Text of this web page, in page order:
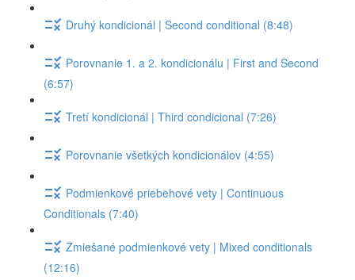
Druhý kondicionál | Second conditional (8:48)
Porovnanie 1. a 2. kondicionálu | First and Second
(6:57)
Tretí kondicionál | Third condicional (7:26)
Porovnanie všetkých kondicionálov (4:55)
Podmienkové priebehové vety | Continuous
Conditionals (7:40)
Zmiešané podmienkové vety | Mixed conditionals
(12:16)